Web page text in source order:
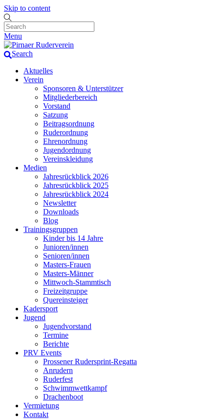
Skip to content
Menu
Search
Aktuelles
Verein
Sponsoren & Unterstützer
Mitgliederbereich
Vorstand
Satzung
Beitragsordnung
Ruderordnung
Ehrenordnung
Jugendordnung
Vereinskleidung
Medien
Jahresrückblick 2026
Jahresrückblick 2025
Jahresrückblick 2024
Newsletter
Downloads
Blog
Trainingsgruppen
Kinder bis 14 Jahre
Junioren/innen
Senioren/innen
Masters-Frauen
Masters-Männer
Mittwoch-Stammtisch
Freizeitgruppe
Quereinsteiger
Kadersport
Jugend
Jugendvorstand
Termine
Berichte
PRV Events
Prossener Rudersprint-Regatta
Anrudern
Ruderfest
Schwimmwettkampf
Drachenboot
Vermietung
Kontakt